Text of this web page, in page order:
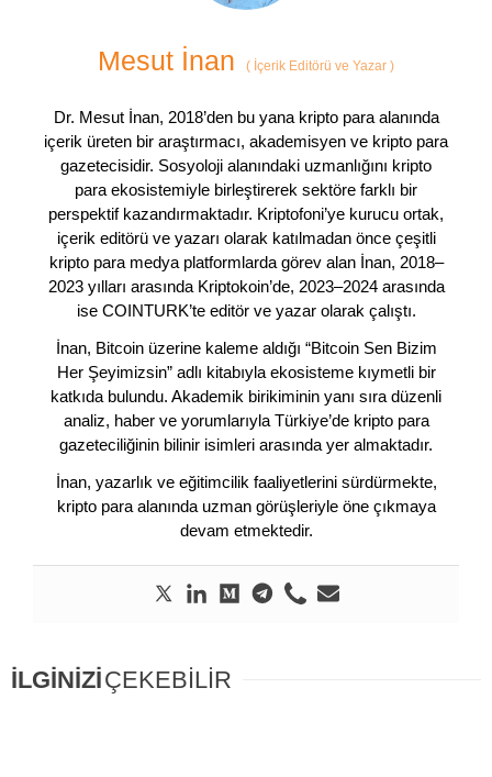
Mesut İnan ( İçerik Editörü ve Yazar )
Dr. Mesut İnan, 2018’den bu yana kripto para alanında
içerik üreten bir araştırmacı, akademisyen ve kripto para
gazetecisidir. Sosyoloji alanındaki uzmanlığını kripto
para ekosistemiyle birleştirerek sektöre farklı bir
perspektif kazandırmaktadır. Kriptofoni’ye kurucu ortak,
içerik editörü ve yazarı olarak katılmadan önce çeşitli
kripto para medya platformlarda görev alan İnan, 2018–
2023 yılları arasında Kriptokoin’de, 2023–2024 arasında
ise COINTURK’te editör ve yazar olarak çalıştı.
İnan, Bitcoin üzerine kaleme aldığı “Bitcoin Sen Bizim
Her Şeyimizsin” adlı kitabıyla ekosisteme kıymetli bir
katkıda bulundu. Akademik birikiminin yanı sıra düzenli
analiz, haber ve yorumlarıyla Türkiye’de kripto para
gazeteciliğinin bilinir isimleri arasında yer almaktadır.
İnan, yazarlık ve eğitimcilik faaliyetlerini sürdürmekte,
kripto para alanında uzman görüşleriyle öne çıkmaya
devam etmektedir.
İLGİNİZİÇEKEBİLİR